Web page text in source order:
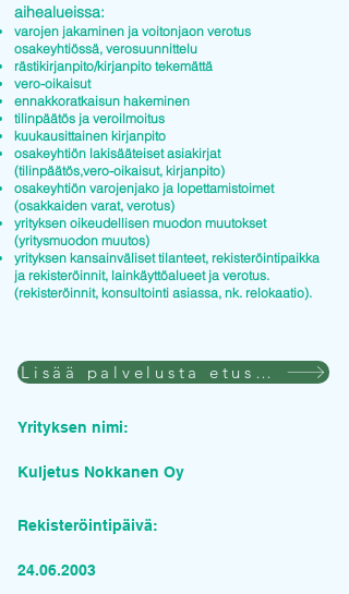
aihealueissa:
varojen jakaminen ja voitonjaon verotus
osakeyhtiössä, verosuunnittelu
rästikirjanpito/kirjanpito tekemättä
vero-oikaisut
ennakkoratkaisun hakeminen
tilinpäätös ja veroilmoitus
kuukausittainen kirjanpito
osakeyhtiön lakisääteiset asiakirjat
(tilinpäätös,vero-oikaisut, kirjanpito)
osakeyhtiön varojenjako ja lopettamistoimet
(osakkaiden varat, verotus)
yrityksen oikeudellisen muodon muutokset
(yritysmuodon muutos)
yrityksen kansainväliset tilanteet, rekisteröintipaikka
ja rekisteröinnit, lainkäyttöalueet ja verotus.
(rekisteröinnit, konsultointi asiassa, nk. relokaatio).
Lisää palvelusta etusivulla
Yrityksen nimi:
Kuljetus Nokkanen Oy
Rekisteröintipäivä:
24.06.2003